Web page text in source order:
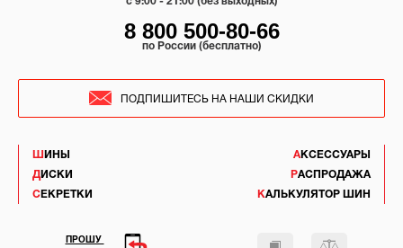
ШИНЫ
ДИСКИ
СЕКРЕТКИ
АКСЕССУАРЫ
РАСПРОДАЖА
КАЛЬКУЛЯТОР ШИН
8 800 500-80-66
по России (бесплатно)
ПОДПИШИТЕСЬ НА НАШИ СКИДКИ
ПРОШУ